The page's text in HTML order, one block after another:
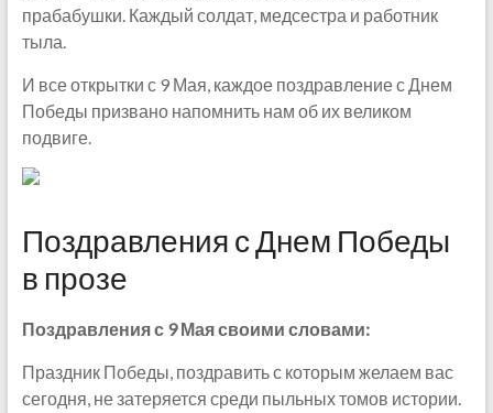
прабабушки. Каждый солдат, медсестра и работник
тыла.
И все открытки с 9 Мая, каждое поздравление с Днем
Победы призвано напомнить нам об их великом
подвиге.
Поздравления с Днем Победы
в прозе
Поздравления с 9 Мая своими словами:
Праздник Победы, поздравить с которым желаем вас
сегодня, не затеряется среди пыльных томов истории.